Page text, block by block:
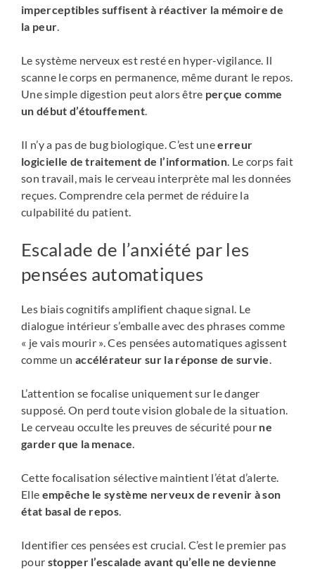
imperceptibles suffisent à réactiver la mémoire de
la peur
Le système nerveux est resté en hyper-vigilance. Il
scanne le corps en permanence, même durant le repos.
Une simple digestion peut alors être perçue comme
un début d’étouffement
Il n’y a pas de bug biologique. C’est uneerreur
logicielle de traitement de l’information . Le corps fait
son travail, mais le cerveau interprète mal les données
reçues. Comprendre cela permet de réduire la
culpabilité du patient.
Escalade de l’anxiété par les
pensées automatiques
Les biais cognitifs amplifient chaque signal. Le
dialogue intérieur s’emballe avec des phrases comme
« je vais mourir ». Ces pensées automatiques agissent
comme un accélérateur sur la réponse de survie
L’attention se focalise uniquement sur le danger
supposé. On perd toute vision globale de la situation.
Le cerveau occulte les preuves de sécurité pour ne
garder que la menace
Cette focalisation sélective maintient l’état d’alerte.
Elle empêche le système nerveux de revenir à son
état basal de repos
Identifier ces pensées est crucial. C’est le premier pas
pour stopper l’escalade avant qu’elle ne devienne